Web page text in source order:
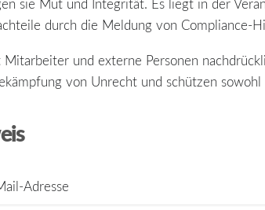
durch die Meldung von Compliance-
und externe Personen
von Unrecht und schützen
Adresse